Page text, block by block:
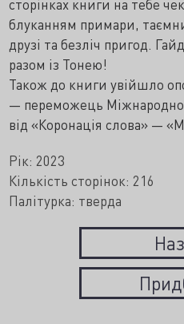
сторінках книги на тебе
блуканням примари,
друзі та безліч пригод.
разом із Тонею!
Також до книги увійшло
— переможець
від «Коронація слова» —
Рік: 2023
Кількість сторінок: 216
Палітурка: тверда